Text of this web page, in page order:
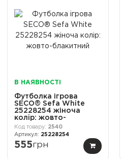
В НАЯВНОСТІ
Футболка ігрова
SECO® Sefa White
25228254 жіноча
колiр: жовто-
блакитний2540
25228254
555грн